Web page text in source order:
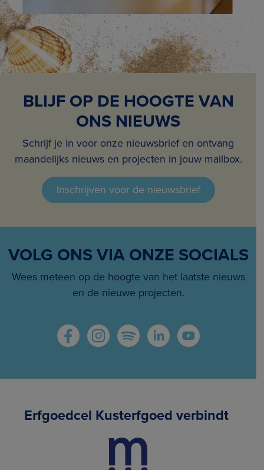
BLIJF OP DE HOOGTE VAN
ONS NIEUWS
Schrijf je in voor onze nieuwsbrief en ontvang
maandelijks nieuws en projecten in jouw mailbox.
Inschrijven voor de nieuwsbrief
VOLG ONS VIA ONZE SOCIALS
Wees meteen op de hoogte van het laatste nieuws
en de nieuwe projecten.
Erfgoedcel Kusterfgoed verbindt